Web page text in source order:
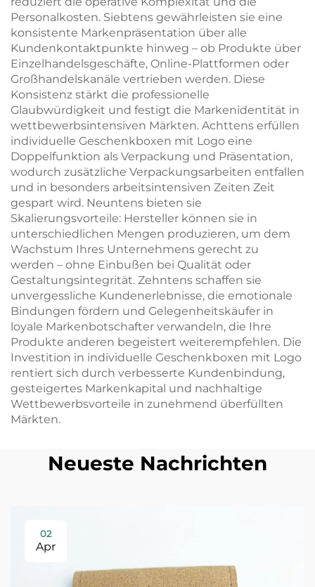
Personalkosten. Siebtens gewährleisten sie eine
konsistente Markenpräsentation über alle
Kundenkontaktpunkte hinweg – ob Produkte über
Einzelhandelsgeschäfte, Online-Plattformen oder
Großhandelskanäle vertrieben werden. Diese
Konsistenz stärkt die professionelle
Glaubwürdigkeit und festigt die Markenidentität in
wettbewerbsintensiven Märkten. Achttens erfüllen
individuelle Geschenkboxen mit Logo eine
Doppelfunktion als Verpackung und Präsentation,
wodurch zusätzliche Verpackungsarbeiten entfallen
und in besonders arbeitsintensiven Zeiten Zeit
gespart wird. Neuntens bieten sie
Skalierungsvorteile: Hersteller können sie in
unterschiedlichen Mengen produzieren, um dem
Wachstum Ihres Unternehmens gerecht zu
werden – ohne Einbußen bei Qualität oder
Gestaltungsintegrität. Zehntens schaffen sie
unvergessliche Kundenerlebnisse, die emotionale
Bindungen fördern und Gelegenheitskäufer in
loyale Markenbotschafter verwandeln, die Ihre
Produkte anderen begeistert weiterempfehlen. Die
Investition in individuelle Geschenkboxen mit Logo
rentiert sich durch verbesserte Kundenbindung,
gesteigertes Markenkapital und nachhaltige
Wettbewerbsvorteile in zunehmend überfüllten
Märkten.
Neueste Nachrichten
02
Apr